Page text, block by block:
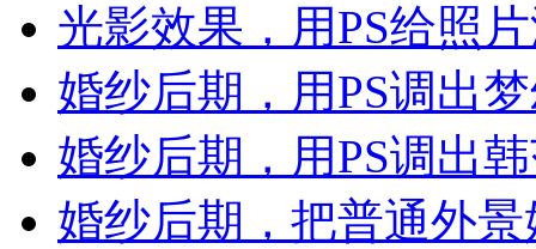
光影效果，用PS给照
婚纱后期，用PS调出
婚纱后期，用PS调出
婚纱后期，把普通外景